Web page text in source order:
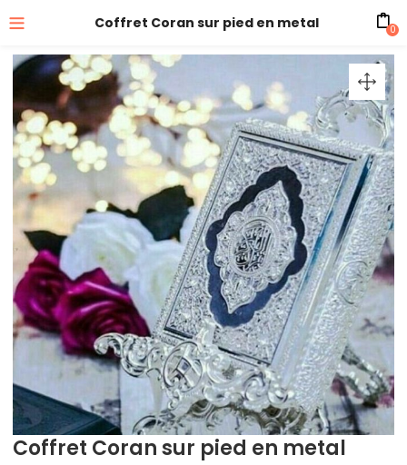
Coffret Coran sur pied en metal 0
Coffret Coran sur pied en metal